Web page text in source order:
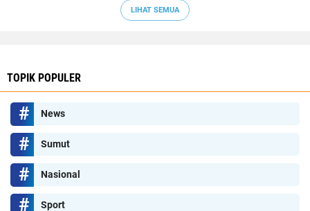
LIHAT SEMUA
TOPIK POPULER
News
Sumut
Nasional
Sport